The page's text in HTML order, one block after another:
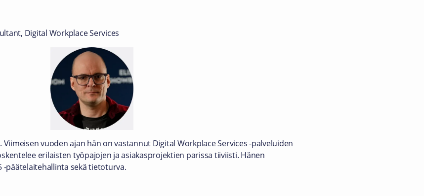
Digital Workplace Services
vuoden ajan hän on vastannut Digital Workplace Services -palveluiden
erilaisten työpajojen ja asiakasprojektien parissa tiiviisti. Hänen
päätelaitehallinta sekä tietoturva.